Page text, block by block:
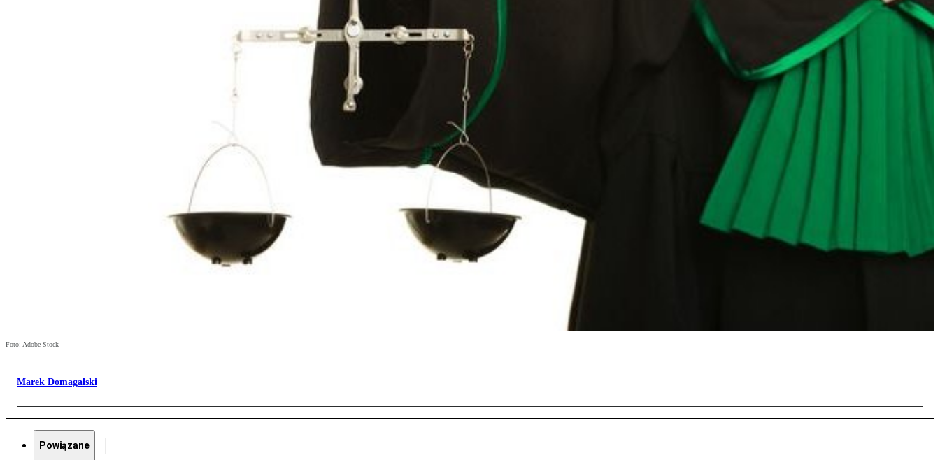
Foto: Adobe Stock
Marek Domagalski
Powiązane